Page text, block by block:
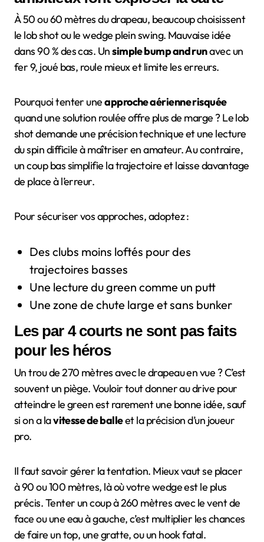
À 50 ou 60 mètres du drapeau, beaucoup choisissent
le lob shot ou le wedge plein swing. Mauvaise idée
dans 90 % des cas. Unsimple bump and runavec un
fer 9, joué bas, roule mieux et limite les erreurs.
Pourquoi tenter uneapproche aérienne risquée
quand une solution roulée offre plus de marge ? Le lob
shot demande une précision technique et une lecture
du spin difficile à maîtriser en amateur. Au contraire,
un coup bas simplifie la trajectoire et laisse davantage
de place à l’erreur.
Pour sécuriser vos approches, adoptez :
Des clubs moins loftés pour des
trajectoires basses
Une lecture du green comme un putt
Une zone de chute large et sans bunker
Les par 4 courts ne sont pas faits
pour les héros
Un trou de 270 mètres avec le drapeau en vue ? C’est
souvent un piège. Vouloir tout donner au drive pour
atteindre le green est rarement une bonne idée, sauf
si on a lavitesse de balleet la précision d’un joueur
pro.
Il faut savoir gérer la tentation. Mieux vaut se placer
à 90 ou 100 mètres, là où votre wedge est le plus
précis. Tenter un coup à 260 mètres avec le vent de
face ou une eau à gauche, c’est multiplier les chances
de faire un top, une gratte, ou un hook fatal.